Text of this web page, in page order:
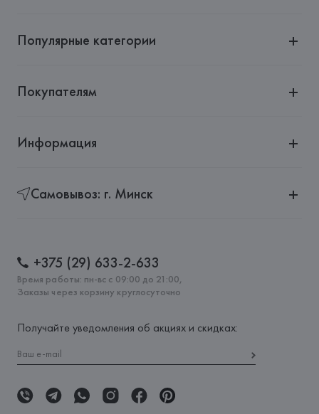
Популярные категории
Покупателям
Информация
Самовывоз: г. Минск
+375 (29) 633-2-633
Время работы: пн-вс с 09:00 до 21:00,
Заказы через корзину круглосуточно
Получайте уведомления об акциях и скидках: